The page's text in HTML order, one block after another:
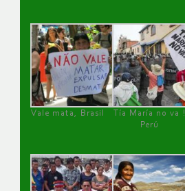
Vale mata, Brasil
Tía María no va !
Perú